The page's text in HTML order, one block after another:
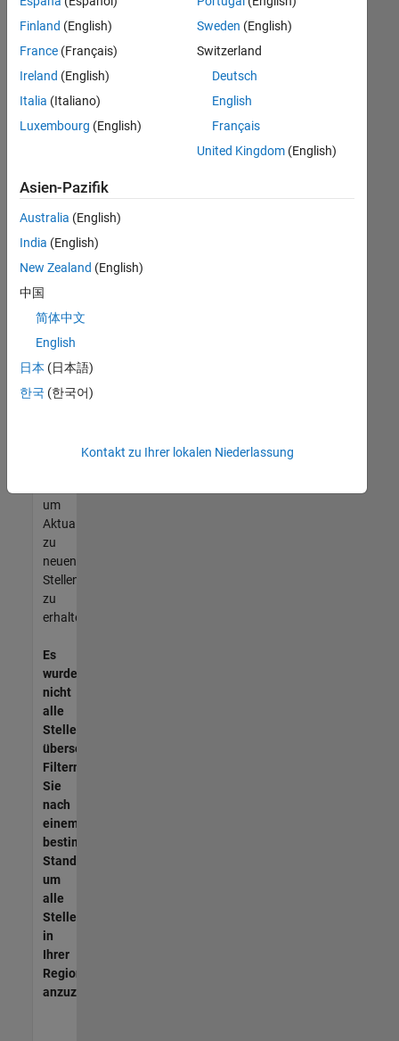
Suchkriterien
weiter
fassen
oder
alle
Stellenangebote
anzeigen .
noch
keine
offenen
Stellen
können,
die
Ihren
entsprechen,
werden
unseres
um
Aktualisierungen
zu
neuen
Stellenangeboten
zu
erhalten.
Es
wurden
nicht
alle
Stellen
übersetzt.
Filtern
Sie
nach
einem
bestimmten
Standort,
um
alle
Stellenangebote
in
Ihrer
Region
anzuzeigen.
Finland (English)
France (Français)
Ireland (English)
Italia (Italiano)
Luxembourg (English)
Sweden (English)
Switzerland
Deutsch
English
Français
United Kingdom(English)
Asien-Pazifik
Australia (English)
India (English)
New Zealand (English)
中国
简体中文
English
日本 (日本語)
한국 (한국어)
Kontakt zu Ihrer lokalen Niederlassung